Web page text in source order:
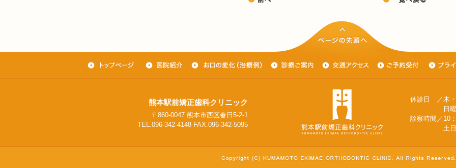
熊本駅前矯正歯科クリニック
〒860-0047 熊本市西区春日5-2-1
TEL.096-342-4148 FAX.096-342-5095
休診日 ／木
日曜日（
診察時間／10
土日は